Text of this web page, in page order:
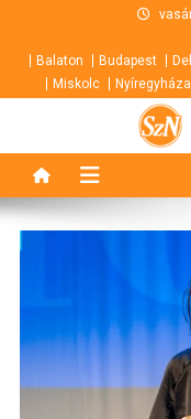
contentBalaton Budapest
Miskolc
Nyíregyháza